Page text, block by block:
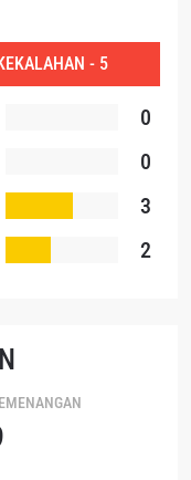
- 5
0
0
3
2
komunikasi ini